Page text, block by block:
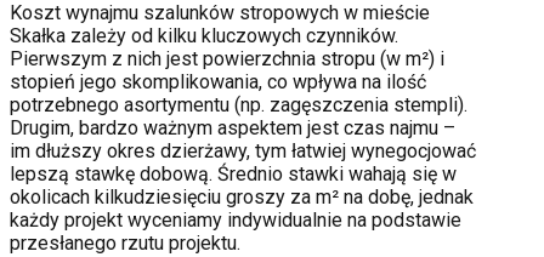
Koszt wynajmu szalunków stropowych w mieście
Skałka zależy od kilku kluczowych czynników.
Pierwszym z nich jest powierzchnia stropu (w m²) i
stopień jego skomplikowania, co wpływa na ilość
potrzebnego asortymentu (np. zagęszczenia stempli).
Drugim, bardzo ważnym aspektem jest czas najmu –
im dłuższy okres dzierżawy, tym łatwiej wynegocjować
lepszą stawkę dobową. Średnio stawki wahają się w
okolicach kilkudziesięciu groszy za m² na dobę, jednak
każdy projekt wyceniamy indywidualnie na podstawie
przesłanego rzutu projektu.